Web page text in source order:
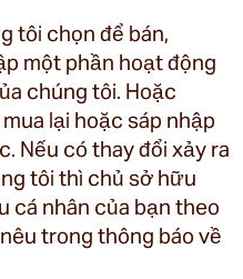
tôi chọn để bán,
một phần hoạt động
chúng tôi. Hoặc
lại hoặc sáp nhập
Nếu có thay đổi xảy ra
tôi thì chủ sở hữu
cá nhân của bạn theo
trong thông báo về